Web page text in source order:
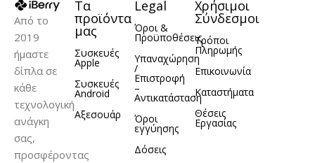
Από το
2019
ήμαστε
δίπλα σε
κάθε
τεχνολογική
ανάγκη
σας,
προσφέροντας
Τα
προϊόντα
μας
Συσκευές
Apple
Συσκευές
Android
Αξεσουάρ
Legal
Όροι &
Προϋποθέσεις
Υπαναχώρηση
/
Επιστροφή
–
Αντικατάσταση
Όροι
εγγύησης
Δόσεις
Χρήσιμοι
Σύνδεσμοι
Τρόποι
Πληρωμής
Επικοινωνία
Καταστήματα
Θέσεις
Εργασίας